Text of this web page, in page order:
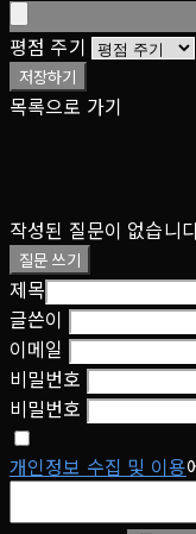
평점 주기
저장하기
목록으로 가기
작성된 질문이 없습니
질문 쓰기
제목
글쓴이
이메일
비밀번호
비밀번호
개인정보 수집 및 이용